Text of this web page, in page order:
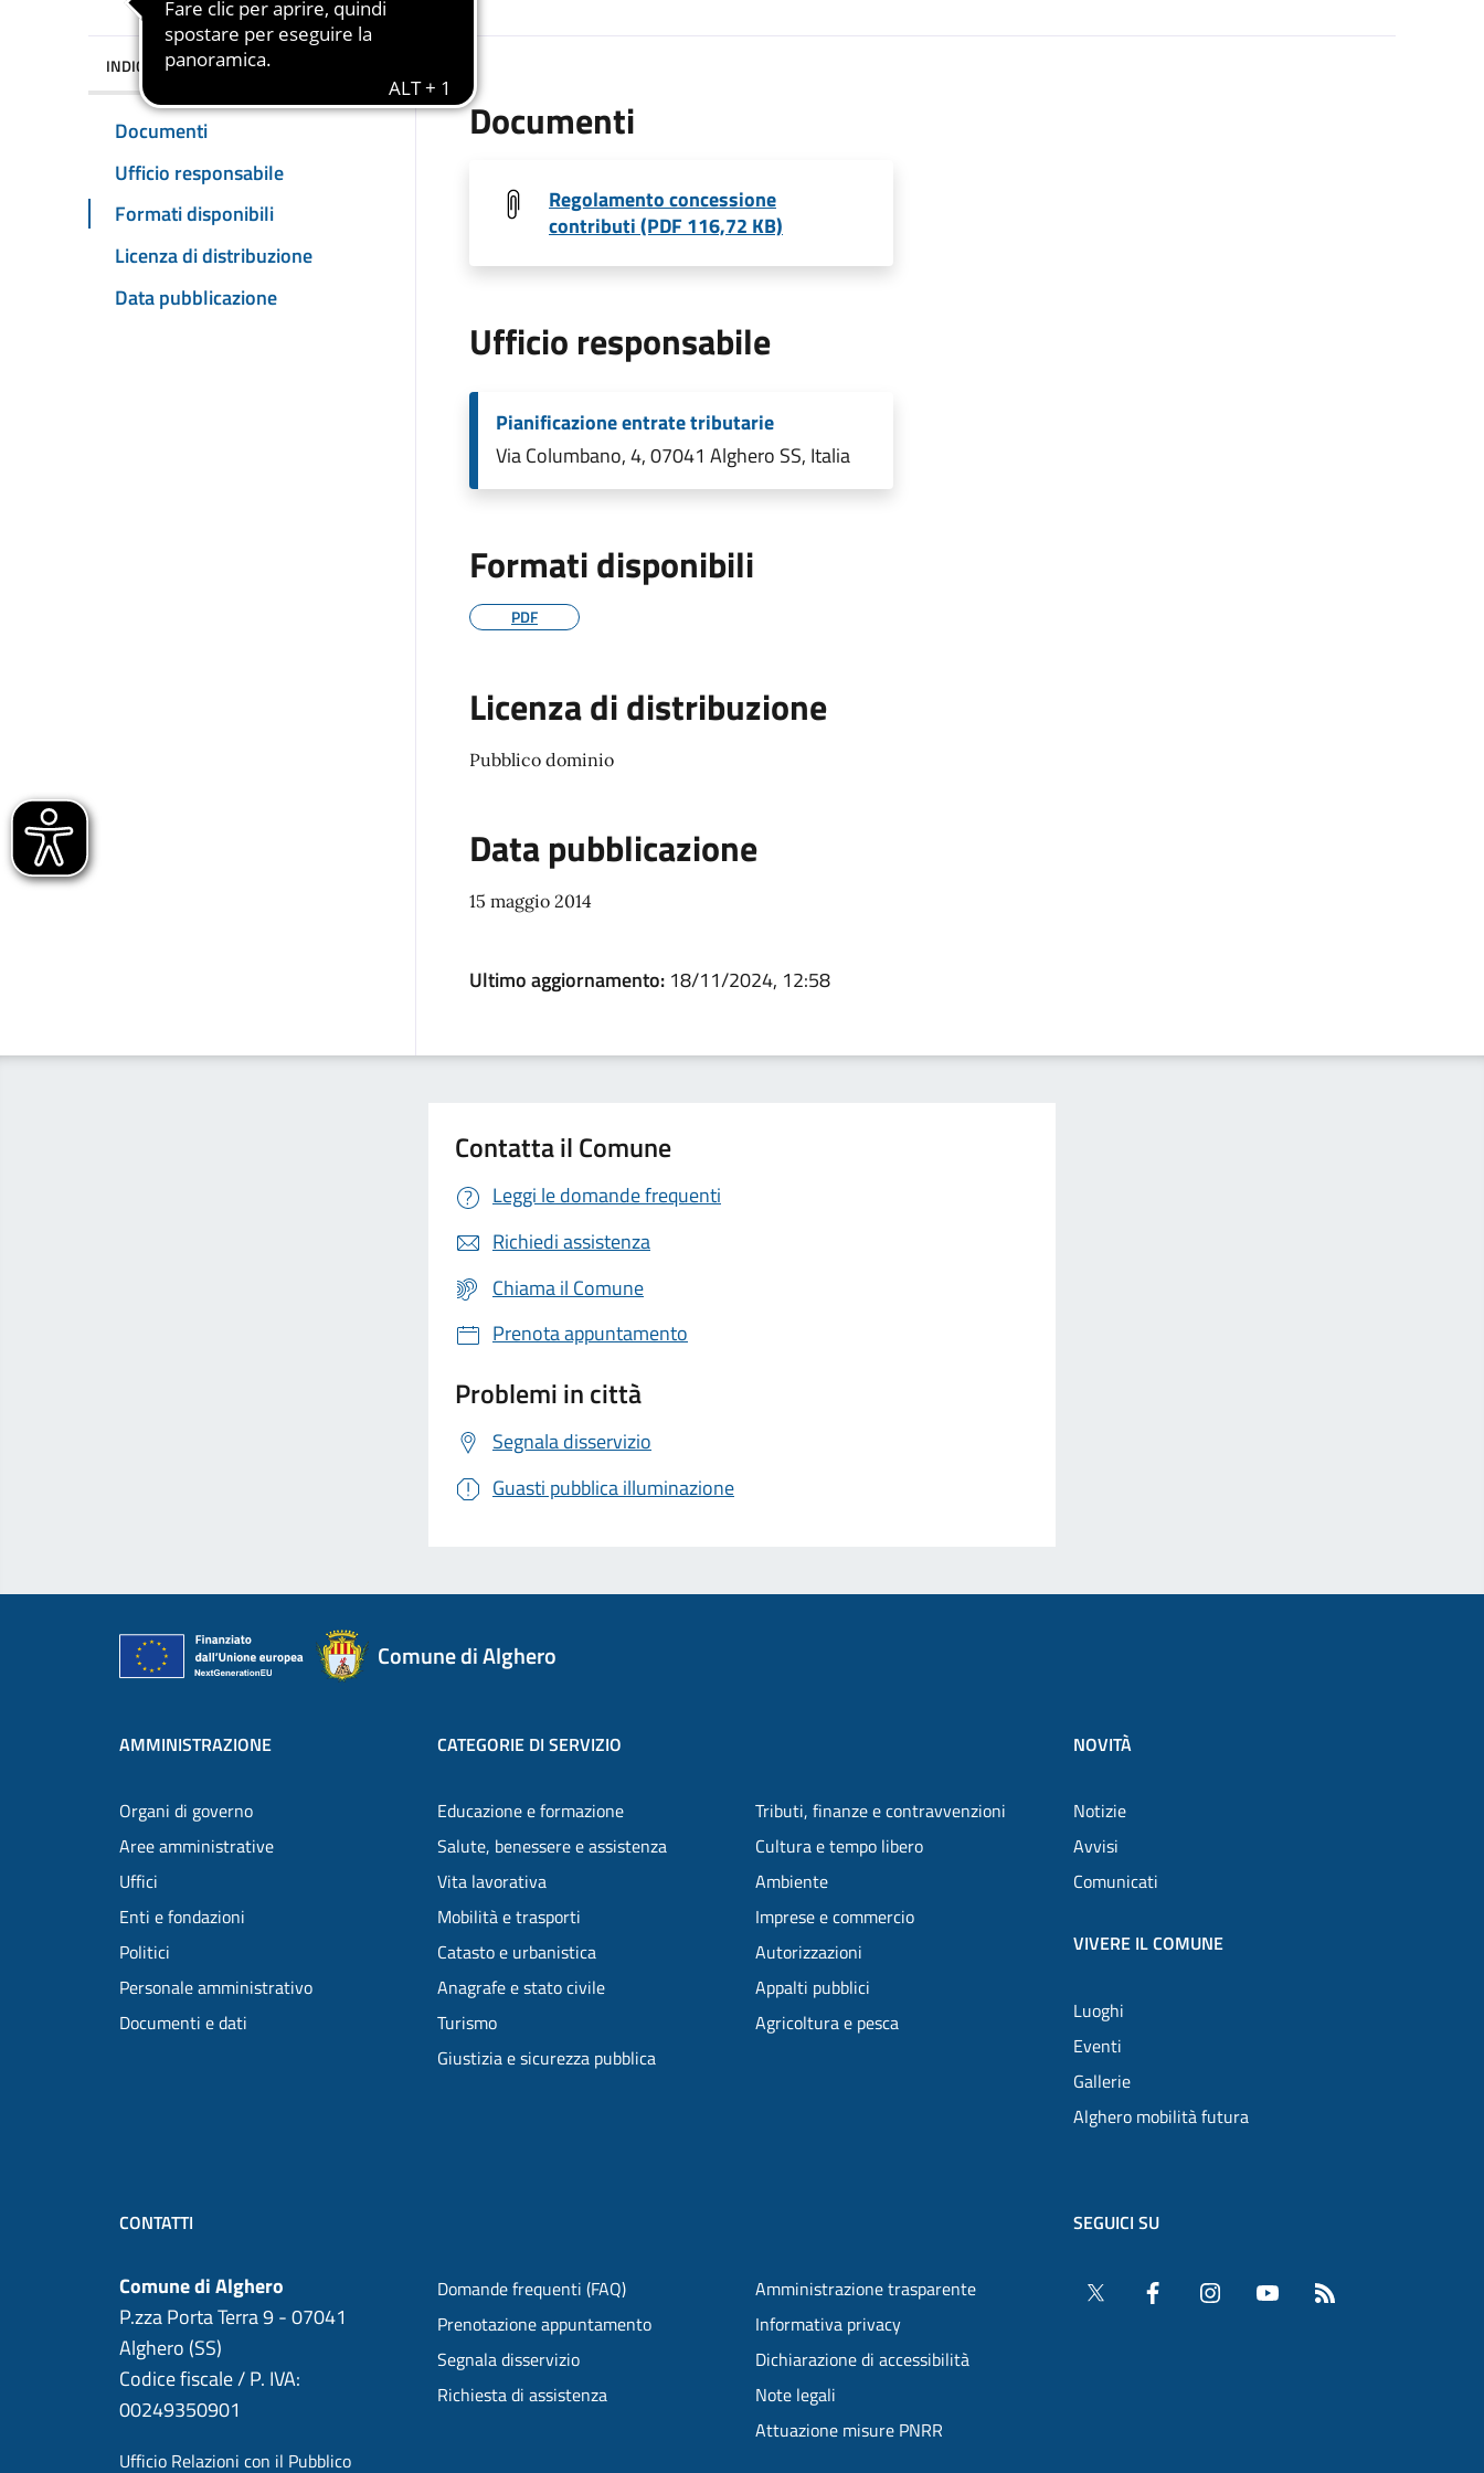
INDICE DELLA PAGINA
Documenti
Ufficio responsabile
Formati disponibili
Licenza di distribuzione
Data pubblicazione
Documenti
Regolamento concessione
contributi (PDF 116,72 KB)
Ufficio responsabile
Pianificazione entrate tributarie
Via Columbano, 4, 07041 Alghero SS, Italia
Formati disponibili
PDF
Licenza di distribuzione
Pubblico dominio
Data pubblicazione
15 maggio 2014
Ultimo aggiornamento: 18/11/2024, 12:58
Contatta il Comune
Leggi le domande frequenti
Richiedi assistenza
Chiama il Comune
Prenota appuntamento
Problemi in città
Segnala disservizio
Guasti pubblica illuminazione
Comune di Alghero
AMMINISTRAZIONE
Organi di governo
Aree amministrative
Uffici
Enti e fondazioni
Politici
Personale amministrativo
Documenti e dati
CATEGORIE DI SERVIZIO
Educazione e formazione
Salute, benessere e assistenza
Vita lavorativa
Mobilità e trasporti
Catasto e urbanistica
Anagrafe e stato civile
Turismo
Giustizia e sicurezza pubblica
Tributi, finanze e contravvenzioni
Cultura e tempo libero
Ambiente
Imprese e commercio
Autorizzazioni
Appalti pubblici
Agricoltura e pesca
NOVITÀ
Notizie
Avvisi
Comunicati
VIVERE IL COMUNE
Luoghi
Eventi
Gallerie
Alghero mobilità futura
CONTATTI
Comune di Alghero
P.zza Porta Terra 9 - 07041
Alghero (SS)
Codice fiscale / P. IVA:
00249350901
Ufficio Relazioni con il Pubblico
Domande frequenti (FAQ)
Prenotazione appuntamento
Segnala disservizio
Richiesta di assistenza
Amministrazione trasparente
Informativa privacy
Dichiarazione di accessibilità
Note legali
Attuazione misure PNRR
SEGUICI SU
Twitter Facebook InstagramYouTube